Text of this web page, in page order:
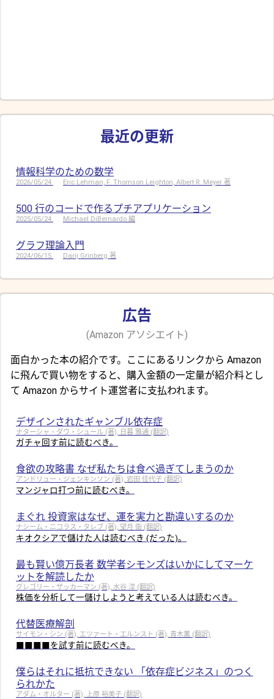
最近の更新
情報科学のための数学
2026/05/24 Eric Lehman, F. Thomson Leighton, Albert R. Meyer 著
500 行のコードで作るプチアプリケーション
2025/05/24 Michael DiBernardo 編
グラフ理論入門
2024/06/15 Darij Grinberg 著
広告
(Amazon アソシエイト)
面白かった本の紹介です。ここにあるリンクから Amazon
に飛んで買い物をすると、購入金額の一定量が紹介料とし
て Amazon からサイト運営者に支払われます。
デザインされたギャンブル依存症
ナターシャ・ダウ・シュール (著), 日暮 雅通 (翻訳)
ガチャ回す前に読むべき。
食欲の攻略書 なぜ私たちは食べ過ぎてしまうのか
アンドリュー・ジェンキンソン (著), 岩田 佳代子 (翻訳)
マンジャロ打つ前に読むべき。
まぐれ 投資家はなぜ、運を実力と勘違いするのか
ナシーム・ニコラス・タレブ (著), 望月 衛 (翻訳)
キオクシアで儲けた人は読むべき (だった)。
最も賢い億万長者 数学者シモンズはいかにしてマーケ
ットを解読したか
グレゴリー・ザッカーマン (著), 水谷 淳 (翻訳)
株価を分析して一儲けしようと考えている人は読むべき。
代替医療解剖
サイモン・シン (著), エツァート・エルンスト (著), 青木薫 (翻訳)
■■■■を試す前に読むべき。
僕らはそれに抵抗できない 「依存症ビジネス」のつく
られかた
アダム・オルター (著), 上原 裕美子 (翻訳)